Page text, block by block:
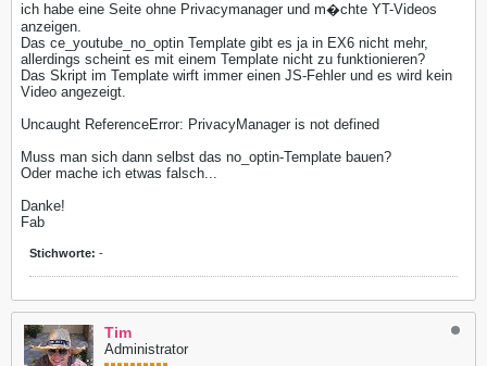
ich habe eine Seite ohne Privacymanager und m�chte YT-Videos
anzeigen.
Das ce_youtube_no_optin Template gibt es ja in EX6 nicht mehr,
allerdings scheint es mit einem Template nicht zu funktionieren?
Das Skript im Template wirft immer einen JS-Fehler und es wird kein
Video angezeigt.
Uncaught ReferenceError: PrivacyManager is not defined
Muss man sich dann selbst das no_optin-Template bauen?
Oder mache ich etwas falsch...
Danke!
Fab
Stichworte: -
Tim
Administrator